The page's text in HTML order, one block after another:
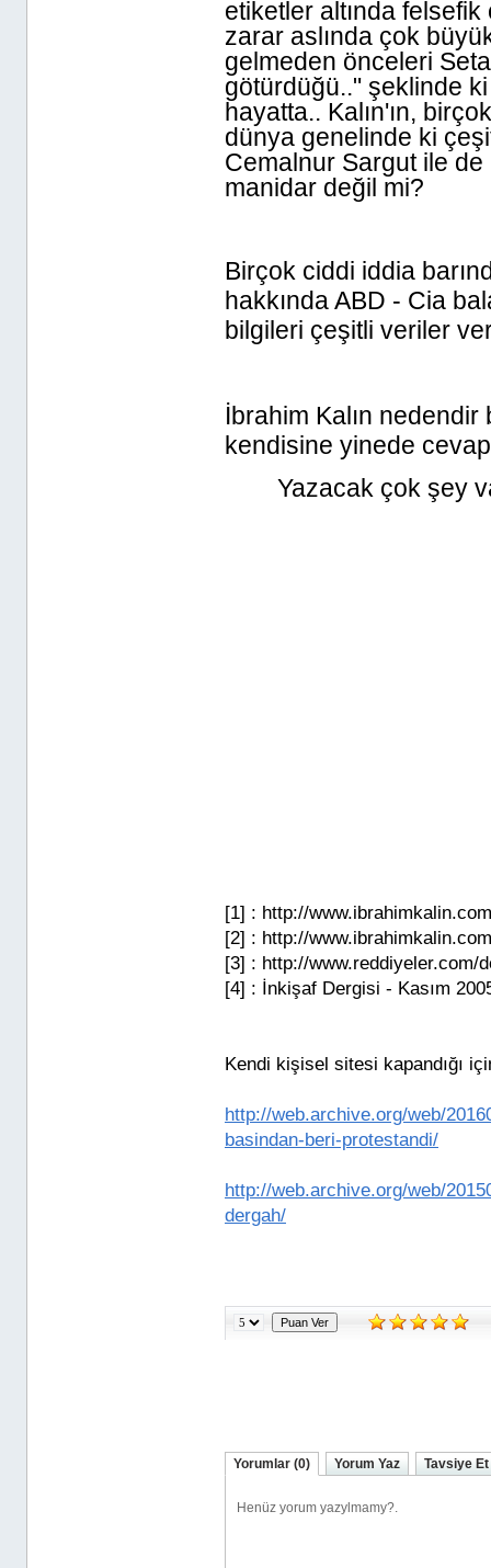
etiketler altında
zarar aslında çok
gelmeden önceleri
götürdüğü.." şeklinde
hayatta.. Kalın'ın,
dünya genelinde ki
Cemalnur Sargut ile de
manidar değil mi?
Birçok ciddi iddia
hakkında ABD - Cia
bilgileri çeşitli veriler
İbrahim Kalın nedendir
kendisine yinede
Yazacak çok şey
[1] : http://
[2] : http://
[3] : http://www.reddiyeler.com/
[4] : İnkişaf Dergisi - Kasım
Kendi kişisel sitesi kapandığı
http://web.archive.org/web/
basindan-beri-protestandi/
http://web.archive.org/web/
dergah/
Yorumlar (0) Yorum Yaz Tavsiye Et